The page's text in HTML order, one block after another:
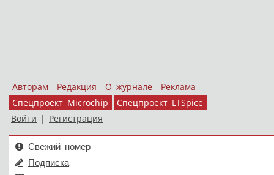
Авторам Редакция О журнале
Реклама
Спецпроект Microchip
Спецпроект LTSpice
Войти | Регистрация
Свежий номер
Подписка